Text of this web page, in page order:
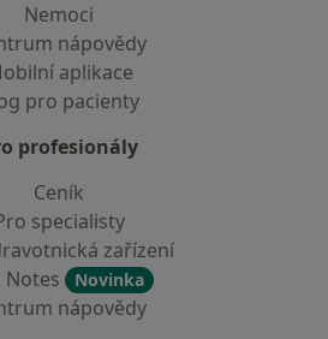
Nemoci
nápovědy
aplikace
pro pacienty
profesionály
Ceník
specialisty
zařízení
Notes
Novinka
nápovědy